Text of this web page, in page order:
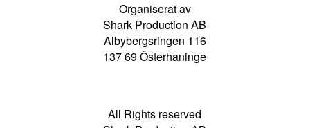
Organiserat av
Shark Production AB
Albybergsringen 116
137 69 Österhaninge
All Rights reserved